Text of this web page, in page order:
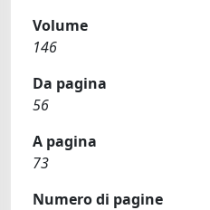
Volume
146
Da pagina
56
A pagina
73
Numero di pagine